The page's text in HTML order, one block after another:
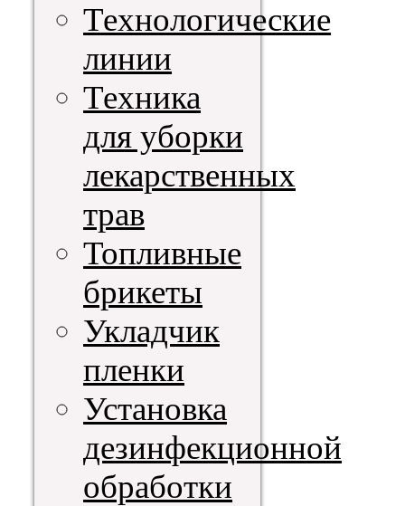
Технологические
линии
Техника
для уборки
лекарственных
трав
Топливные
брикеты
Укладчик
пленки
Установка
дезинфекционной
обработки